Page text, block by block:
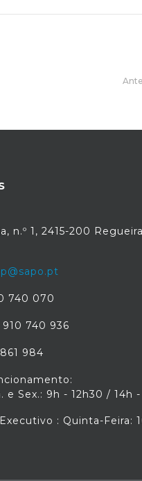
a
n.º 1, 2415-200 Regueira
740 070
740 936
984
e Sex.: 9h - 12h30 / 14h -
: Quinta-Feira: